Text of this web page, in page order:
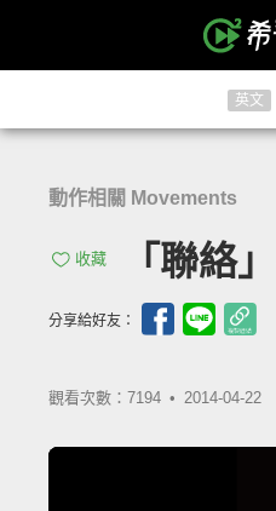
英文
動作相關 Movements
收藏 「聯絡
分享給好友：
觀看次數：7194 • 2014-04-22